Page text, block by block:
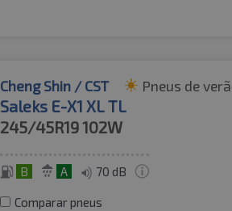
Cheng Shin / CST Pneus de
Saleks E-X1 XL TL
245/45R19102W
B A 70 dB
Comparar pneus